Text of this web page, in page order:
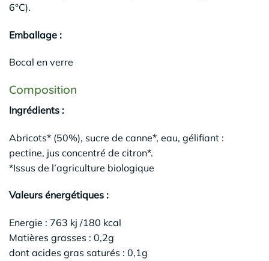
6°C).
Emballage :
Bocal en verre
Composition
Ingrédients :
Abricots* (50%), sucre de canne*, eau, gélifiant :
pectine, jus concentré de citron*.
*Issus de l’agriculture biologique
Valeurs énergétiques :
Energie : 763 kj /180 kcal
Matières grasses : 0,2g
dont acides gras saturés : 0,1g